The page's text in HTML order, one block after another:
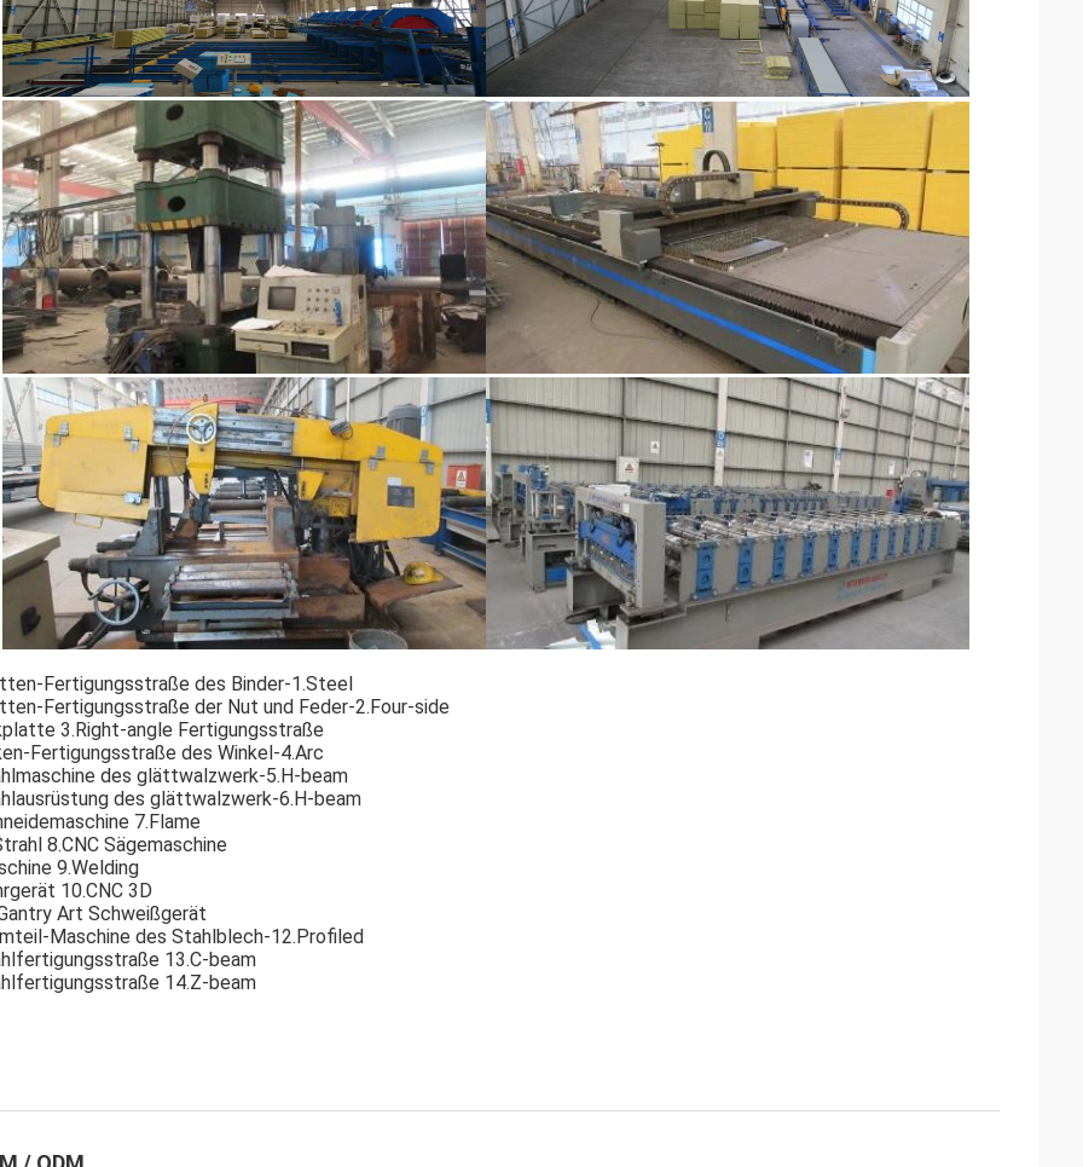
Fertigungsstraße des Binder-1.Steel
Fertigungsstraße der Nut und Feder-2.Four-side
3.Right-angle Fertigungsstraße
Fertigungsstraße des Winkel-4.Arc
des glättwalzwerk-5.H-beam
des glättwalzwerk-6.H-beam
7.Flame
8.CNC Sägemaschine
9.Welding
10.CNC 3D
Art Schweißgerät
Maschine des Stahlblech-12.Profiled
13.C-beam
14.Z-beam